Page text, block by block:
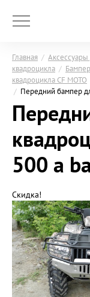
Главная /
квадроцикла /
квадроцикла CF MOTO
/ Передний бампер
500 a
Скидка!